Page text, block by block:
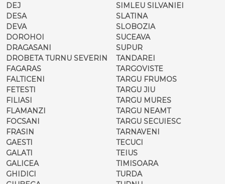
DEJ
DESA
DEVA
DOROHOI
DRAGASANI
DROBETA TURNU SEVERIN
FAGARAS
FALTICENI
FETESTI
FILIASI
FLAMANZI
FOCSANI
FRASIN
GAESTI
GALATI
GALICEA
GHIDICI
SIMLEU SILVANIEI
SLATINA
SLOBOZIA
SUCEAVA
SUPUR
TANDAREI
TARGOVISTE
TARGU FRUMOS
TARGU JIU
TARGU MURES
TARGU NEAMT
TARGU SECUIESC
TARNAVENI
TECUCI
TEIUS
TIMISOARA
TURDA